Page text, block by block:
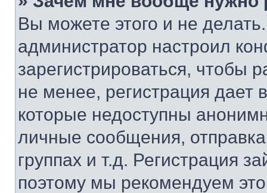
Вы можете этого и не
администратор настроил
зарегистрироваться, чтобы
не менее, регистрация
которые недоступны
личные сообщения,
группах и т.д. Регистрация
поэтому мы рекомендуем